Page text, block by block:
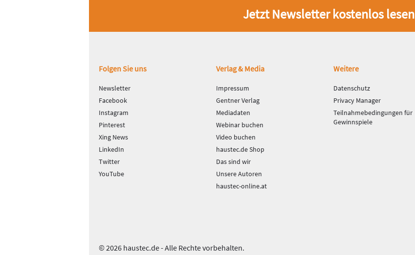
Jetzt Newsletter kostenlos lesen
Fußbereich
Folgen Sie uns
Newsletter
Facebook
Instagram
Pinterest
Xing News
LinkedIn
Twitter
YouTube
Verlag & Media
Impressum
Gentner Verlag
Mediadaten
Webinar buchen
Video buchen
haustec.de Shop
Das sind wir
Unsere Autoren
haustec-online.at
Weitere
Datenschutz
Privacy Manager
Teilnahmebedingungen für
Gewinnspiele
© 2026 haustec.de - Alle Rechte vorbehalten.
Das